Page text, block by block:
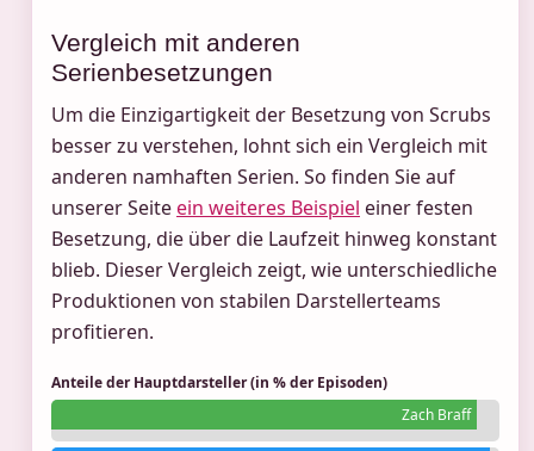
Vergleich mit anderen
Serienbesetzungen
Um die Einzigartigkeit der Besetzung von Scrubs
besser zu verstehen, lohnt sich ein Vergleich mit
anderen namhaften Serien. So finden Sie auf
unserer Seiteein weiteres Beispiel einer festen
Besetzung, die über die Laufzeit hinweg konstant
blieb. Dieser Vergleich zeigt, wie unterschiedliche
Produktionen von stabilen Darstellerteams
profitieren.
Anteile der Hauptdarsteller (in % der Episoden)
Zach Braff